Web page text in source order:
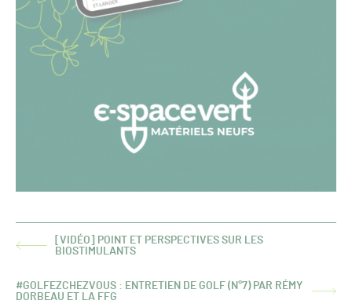
ARTICLE
[VIDÉO] POINT ET PERSPECTIVES SUR LES
BIOSTIMULANTS
ARTICLE
#GOLFEZCHEZVOUS : ENTRETIEN DE GOLF (N°7) PAR RÉMY
DORBEAU ET LA FFG